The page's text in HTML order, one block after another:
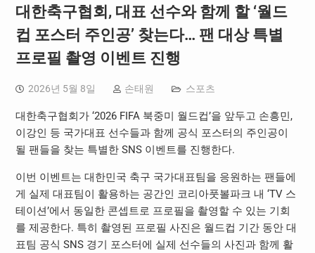
대한축구협회, 대표 선수와 함께 할 ‘월드
컵 포스터 주인공’ 찾는다… 팬 대상 특별
프로필 촬영 이벤트 진행
2026년 5월 8일 손태원 스포츠
대한축구협회가 ‘2026 FIFA 북중미 월드컵’을 앞두고 손흥민,
이강인 등 국가대표 선수들과 함께 공식 포스터의 주인공이
될 팬들을 찾는 특별한 SNS 이벤트를 진행한다.
이번 이벤트는 대한민국 축구 국가대표팀을 응원하는 팬들에
게 실제 대표팀이 활용하는 공간인 코리아풋볼파크 내 ‘TV 스
테이션’에서 동일한 콘셉트로 프로필을 촬영할 수 있는 기회
를 제공한다. 특히 촬영된 프로필 사진은 월드컵 기간 동안 대
표팀 공식 SNS 경기 포스터에 실제 선수들의 사진과 함께 활